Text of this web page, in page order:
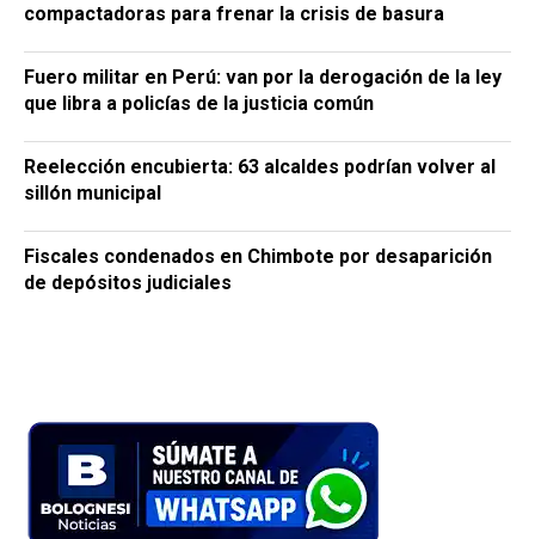
compactadoras para frenar la crisis de basura
Fuero militar en Perú: van por la derogación de la ley
que libra a policías de la justicia común
Reelección encubierta: 63 alcaldes podrían volver al
sillón municipal
Fiscales condenados en Chimbote por desaparición
de depósitos judiciales